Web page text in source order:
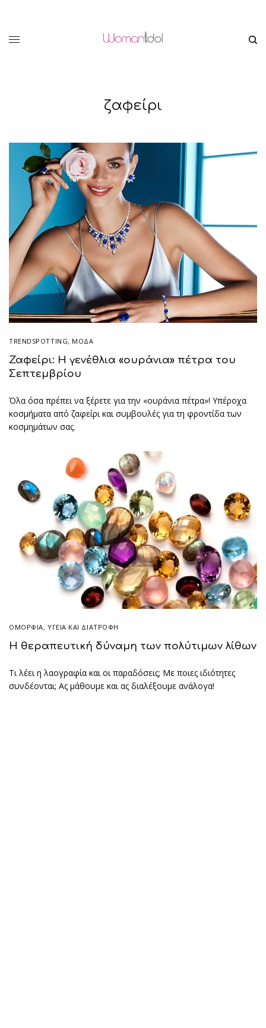
ζαφείρι
TRENDSPOTTING, ΜΟΔΑ
Ζαφείρι: Η γενέθλια «ουράνια» πέτρα του
Σεπτεμβρίου
Όλα όσα πρέπει να ξέρετε για την «ουράνια πέτρα»! Υπέροχα
κοσμήματα από ζαφείρι και συμβουλές για τη φροντίδα των
κοσμημάτων σας.
ΟΜΟΡΦΙΑ, ΥΓΕΊΑ ΚΑΙ ΔΙΑΤΡΟΦΉ
Η θεραπευτική δύναμη των πολύτιμων λίθων
Τι λέει η λαογραφία και οι παραδόσεις; Με ποιες ιδιότητες
συνδέονται; Ας μάθουμε και ας διαλέξουμε ανάλογα!